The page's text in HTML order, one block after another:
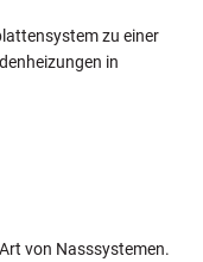
zu einer
in
von Nasssystemen.